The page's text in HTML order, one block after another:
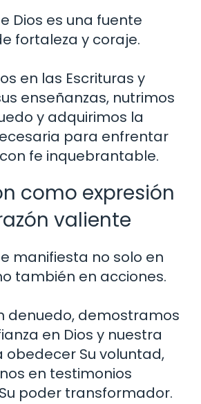
Dios es una fuente
fortaleza y coraje.
en las Escrituras y
enseñanzas, nutrimos
y adquirimos la
para enfrentar
fe inquebrantable.
como expresión
valiente
manifiesta no solo en
también en acciones.
denuedo, demostramos
en Dios y nuestra
obedecer Su voluntad,
en testimonios
poder transformador.